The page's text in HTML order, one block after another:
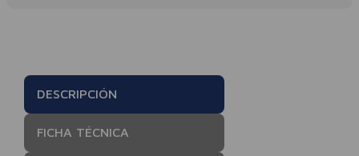
DESCRIPCIÓN
FICHA TÉCNICA